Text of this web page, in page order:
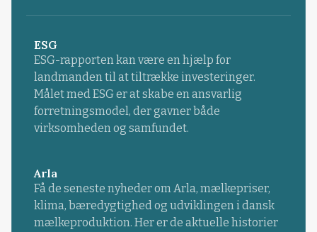
ESG
ESG-rapporten kan være en hjælp for
landmanden til at tiltrække investeringer.
Målet med ESG er at skabe en ansvarlig
forretningsmodel, der gavner både
virksomheden og samfundet.
Arla
Få de seneste nyheder om Arla, mælkepriser,
klima, bæredygtighed og udviklingen i dansk
mælkeproduktion. Her er de aktuelle historier